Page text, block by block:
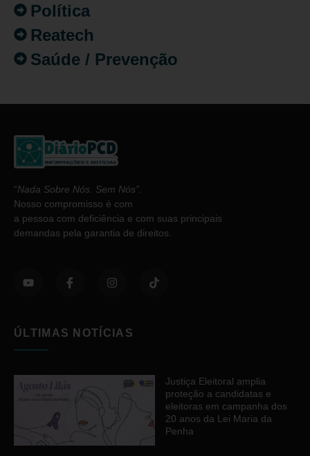
Política
Reatech
Saúde / Prevenção
“Nada Sobre Nós. Sem Nós”
Nosso compromisso é com
a pessoa com deficiência e com suas principais
demandas pela garantia de direitos.
ÚLTIMAS NOTÍCIAS
Justiça Eleitoral amplia
proteção a candidatas e
eleitoras em campanha dos
20 anos da Lei Maria da
Penha